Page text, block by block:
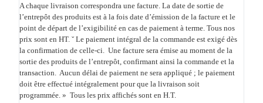
A chaque livraison correspondra une facture. La date de sortie de
l’entrepôt des produits est à la fois date d’émission de la facture et le
point de départ de l’exigibilité en cas de paiement à terme. Tous nos
prix sont en HT. ˇ Le paiement intégral de la commande est exigé dès
la confirmation de celle-ci. Une facture sera émise au moment de la
sortie des produits de l’entrepôt, confirmant ainsi la commande et la
transaction. Aucun délai de paiement ne sera appliqué ; le paiement
doit être effectué intégralement pour que la livraison soit
programmée. » Tous les prix affichés sont en H.T.